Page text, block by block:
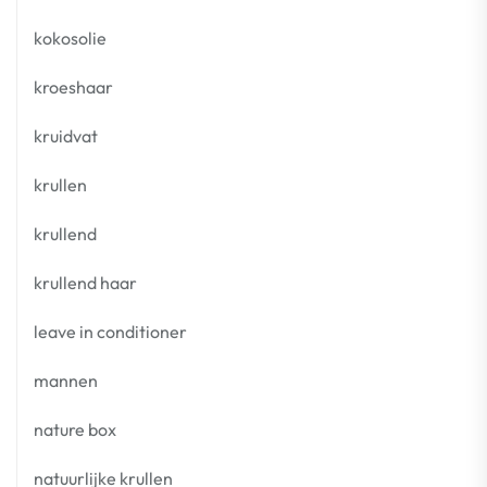
kokosolie
kroeshaar
kruidvat
krullen
krullend
krullend haar
leave in conditioner
mannen
nature box
natuurlijke krullen